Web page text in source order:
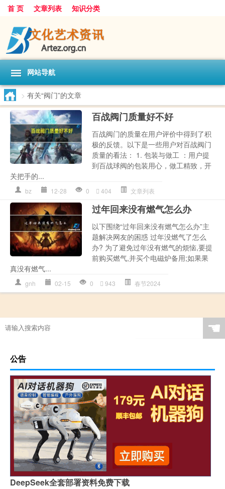
首 页 文章列表 知识分类
网站导航
> 有关“阀门”的文章
百战阀门质量好不好
百战阀门的质量在用户评价中得到了积
极的反馈。以下是一些用户对百战阀门
质量的看法： 1. 包装与做工 ：用户提
到百战球阀的包装用心，做工精致，开
关把手的...
bz 12-28 0 404 文章列表
过年回来没有燃气怎么办
以下围绕“过年回来没有燃气怎么办”主
题解决网友的困惑 过年没燃气了怎么
办? 为了避免过年没有燃气的烦恼,要提
前购买燃气,并买个电磁炉备用;如果果
真没有燃气...
gnh 02-15 0 943 春节2024
☚
公告
DeepSeek全套部署资料免费下载